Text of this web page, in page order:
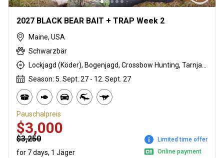
2027 BLACK BEAR BAIT + TRAP Week 2
Maine, USA
Schwarzbär
Lockjagd (Köder), Bogenjagd, Crossbow Hunting, Tarnjagd, Vorderlader, Büchsenjagd, Flintenjagd
Season: 5. Sept. 27 - 12. Sept. 27
Pauschalpreis
$3,000
$3,250
for 7 days, 1 Jäger
Limited time offer
Online payment